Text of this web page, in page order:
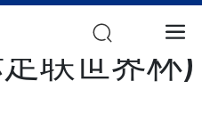
联世界杯
联世界杯)